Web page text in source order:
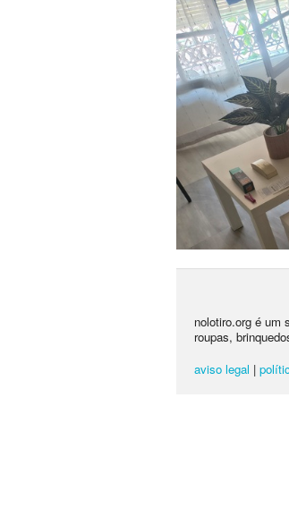
nolotiro.org é um
roupas,
aviso legal |